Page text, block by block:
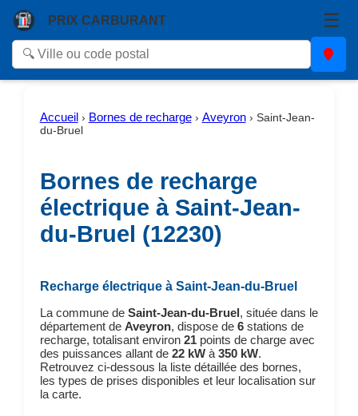
PRIX CARBURANT ☰
Accueil › Bornes de recharge› Aveyron› Saint-Jean-
du-Bruel
Bornes de recharge
électrique à Saint-Jean-
du-Bruel (12230)
Recharge électrique à Saint-Jean-du-Bruel
La commune de Saint-Jean-du-Bruel, située dans le
département de Aveyron, dispose de 6stations de
recharge, totalisant environ 21points de charge avec
des puissances allant de 22 kWà 350 kW.
Retrouvez ci-dessous la liste détaillée des bornes,
les types de prises disponibles et leur localisation sur
la carte.